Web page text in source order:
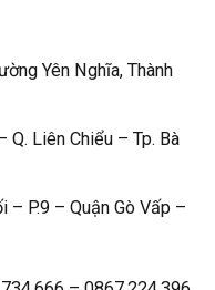
Yên Nghĩa, Thành
Liên Chiểu – Tp. Bà
P.9 – Quận Gò Vấp –